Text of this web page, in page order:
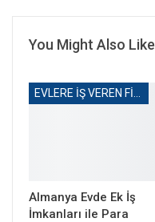
You Might Also Like
Almanya Evde Ek İş
İmkanları ile Para